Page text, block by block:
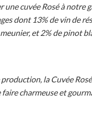
une cuvée Rosé à notre
dont 13% de vin de
et 2% de pinot
la Cuvée
charmeuse et